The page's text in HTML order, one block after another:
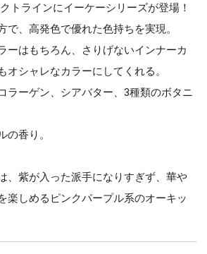
トラインにイーケーシリーズが登場！
で、高発色で優れた色持ちを実現。
ーはもちろん、さりげないインナーカ
オシャレなカラーにしてくれる。
ラーゲン、シアバター、3種類のボタニ
の香り。
、紫が入った派手になりすぎず、華や
楽しめるピンクパープル系のオーキッ